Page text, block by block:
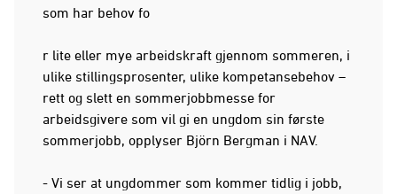
som har behov fo
r lite eller mye arbeidskraft gjennom sommeren, i
ulike stillingsprosenter, ulike kompetansebehov –
rett og slett en sommerjobbmesse for
arbeidsgivere som vil gi en ungdom sin første
sommerjobb, opplyser Björn Bergman i NAV.
- Vi ser at ungdommer som kommer tidlig i jobb,